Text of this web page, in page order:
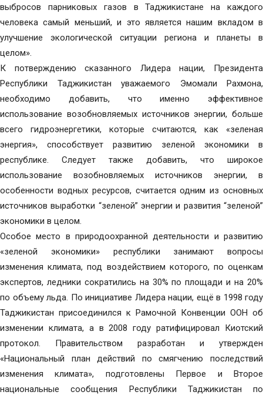
выбросов парниковых газов в Таджикистане на каждого
человека самый меньший, и это является нашим вкладом в
улучшение экологической ситуации региона и планеты в
целом».
К потверждению сказанного Лидера нации, Президента
Республики Таджикистан уважаемого Эмомали Рахмона,
необходимо добавить, что именно эффективное
использование возобновляемых источников энергии, больше
всего гидроэнергетики, которые считаются, как «зеленая
энергия», способствует развитию зеленой экономики в
республике. Следует также добавить, что широкое
использование возобновляемых источников энергии, в
особенности водных ресурсов, считается одним из основных
источников выработки “зеленой” энергии и развития “зеленой”
экономики в целом.
Особое место в природоохранной деятельности и развитию
«зеленой экономики» республики занимают вопросы
изменения климата, под воздействием которого, по оценкам
экспертов, ледники сократились на 30% по площади и на 20%
по объему льда. По инициативе Лидера нации, ещё в 1998 году
Таджикистан присоединился к Рамочной Конвенции ООН об
изменении климата, а в 2008 году ратифицировал Киотский
протокол. Правительством разработан и утвержден
«Национальный план действий по смягчению последствий
изменения климата», подготовлены Первое и Второе
национальные сообщения Республики Таджикистан по